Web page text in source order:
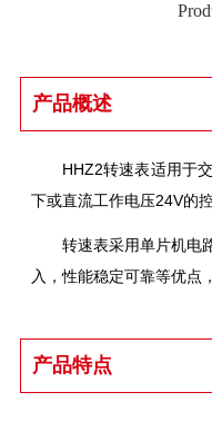
产品概述
HHZ2转速表适用于
下或直流工作电压24V的
转速表采用单片机电
入，性能稳定可靠等优点
产品特点